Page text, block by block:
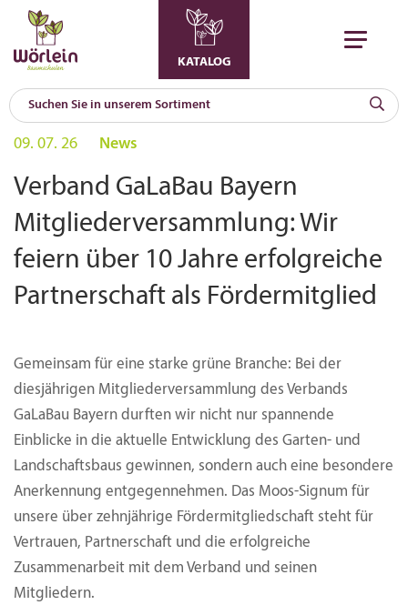
KATALOG
09. 07. 26 News
Verband GaLaBau Bayern
Mitgliederversammlung: Wir
feiern über 10 Jahre erfolgreiche
Partnerschaft als Fördermitglied
Gemeinsam für eine starke grüne Branche: Bei der
diesjährigen Mitgliederversammlung des Verbands
GaLaBau Bayern durften wir nicht nur spannende
Einblicke in die aktuelle Entwicklung des Garten- und
Landschaftsbaus gewinnen, sondern auch eine besondere
Anerkennung entgegennehmen. Das Moos-Signum für
unsere über zehnjährige Fördermitgliedschaft steht für
Vertrauen, Partnerschaft und die erfolgreiche
Zusammenarbeit mit dem Verband und seinen
Mitgliedern.